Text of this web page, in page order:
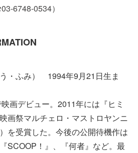
6748-0534）
・ふみ） 1994年9月21日生ま
画デビュー。2011年には『ヒミ
画祭マルチェロ・マストロヤンニ
を受賞した。今後の公開待機作は
SCOOP！』、『何者』など。最